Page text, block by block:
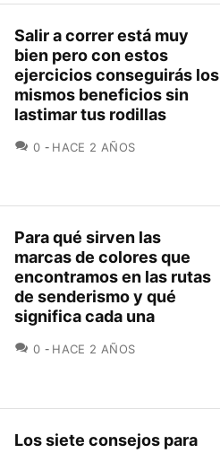
Salir a correr está muy
bien pero con estos
ejercicios conseguirás los
mismos beneficios sin
lastimar tus rodillas
0 COMENTARIOS
HACE 2 AÑOS
Para qué sirven las
marcas de colores que
encontramos en las rutas
de senderismo y qué
significa cada una
0 COMENTARIOS
HACE 2 AÑOS
Los siete consejos para